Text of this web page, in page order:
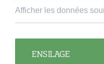
Afficher les données
ENSILAGE